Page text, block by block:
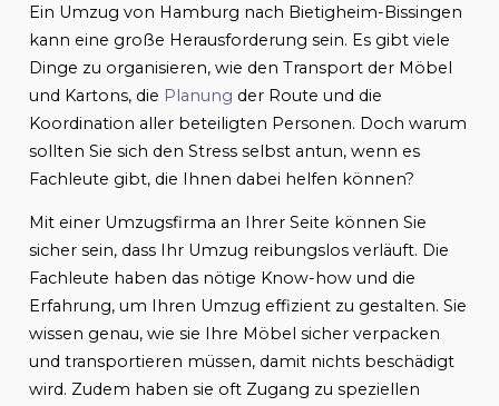
Ein Umzug von Hamburg nach Bietigheim-Bissingen
kann eine große Herausforderung sein. Es gibt viele
Dinge zu organisieren, wie den Transport der Möbel
und Kartons, die Planung der Route und die
Koordination aller beteiligten Personen. Doch warum
sollten Sie sich den Stress selbst antun, wenn es
Fachleute gibt, die Ihnen dabei helfen können?
Mit einer Umzugsfirma an Ihrer Seite können Sie
sicher sein, dass Ihr Umzug reibungslos verläuft. Die
Fachleute haben das nötige Know-how und die
Erfahrung, um Ihren Umzug effizient zu gestalten. Sie
wissen genau, wie sie Ihre Möbel sicher verpacken
und transportieren müssen, damit nichts beschädigt
wird. Zudem haben sie oft Zugang zu speziellen